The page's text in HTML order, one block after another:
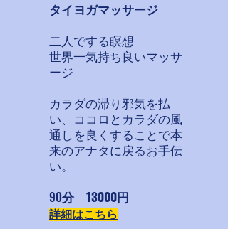
タイヨガマッサージ
二人でする瞑想
世界一気持ち良いマッサ
ージ
​カラダの滞り邪気を払
い、ココロとカラダの風
通しを良くすることで本
来のアナタに戻るお手伝
い。
​90分 13000円
詳細はこちら